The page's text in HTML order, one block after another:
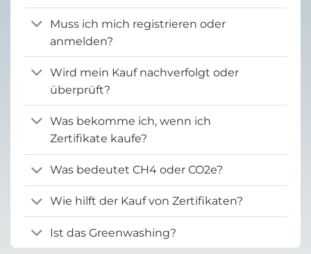
Muss ich mich registrieren oder
anmelden?
Wird mein Kauf nachverfolgt oder
überprüft?
Was bekomme ich, wenn ich
Zertifikate kaufe?
Was bedeutet CH4 oder CO2e?
Wie hilft der Kauf von Zertifikaten?
Ist das Greenwashing?